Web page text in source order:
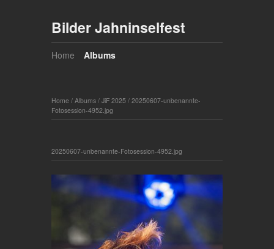
Bilder Jahninselfest
Home Albums
Home / Albums / JiF 2025 / 20250607-unbenannte-
Fotosession-4952.jpg
20250607-unbenannte-Fotosession-4952.jpg